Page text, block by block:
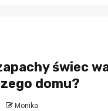
świec
domu?
Monika